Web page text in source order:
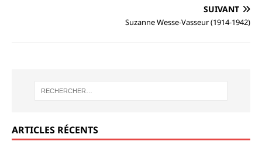
SUIVANT
Suzanne Wesse-Vasseur (1914-1942)
ARTICLES RÉCENTS